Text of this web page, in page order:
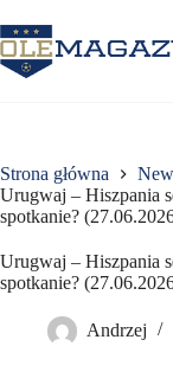
do
treści
Strona główna
Urugwaj – Hiszpania
spotkanie?
Urugwaj – Hiszpania
spotkanie?
Andrzej